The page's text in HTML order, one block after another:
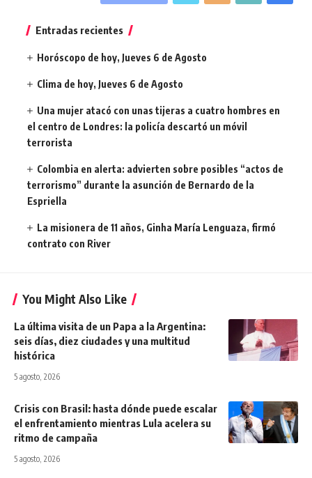
Entradas recientes
Horóscopo de hoy, Jueves 6 de Agosto
Clima de hoy, Jueves 6 de Agosto
Una mujer atacó con unas tijeras a cuatro hombres en
el centro de Londres: la policía descartó un móvil
terrorista
Colombia en alerta: advierten sobre posibles “actos de
terrorismo” durante la asunción de Bernardo de la
Espriella
La misionera de 11 años, Ginha María Lenguaza, firmó
contrato con River
You Might Also Like
La última visita de un Papa a la Argentina:
seis días, diez ciudades y una multitud
histórica
5 agosto, 2026
Crisis con Brasil: hasta dónde puede escalar
el enfrentamiento mientras Lula acelera su
ritmo de campaña
5 agosto, 2026